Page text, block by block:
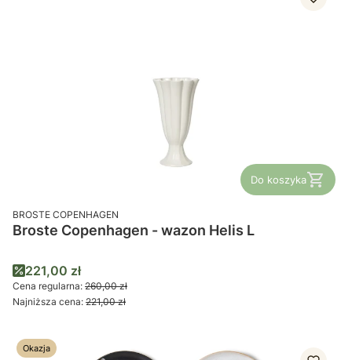
Do koszyka
PRODUCENT
BROSTE COPENHAGEN
Broste Copenhagen - wazon Helis L
Cena promocyjna
221,00 zł
Cena regularna: 260,00 zł
Najniższa cena: 221,00 zł
Okazja